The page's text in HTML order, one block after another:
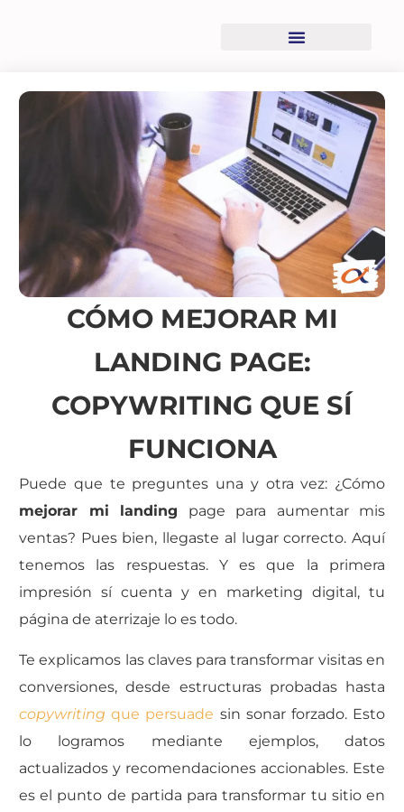
CÓMO MEJORAR MI
LANDING PAGE:
COPYWRITING QUE SÍ
FUNCIONA
Puede que te preguntes una y otra vez: ¿Cómo
mejorar mi landing page para aumentar mis
ventas? Pues bien, llegaste al lugar correcto. Aquí
tenemos las respuestas. Y es que la primera
impresión sí cuenta y en marketing digital, tu
página de aterrizaje lo es todo.
Te explicamos las claves para transformar visitas en
conversiones, desde estructuras probadas hasta
copywriting que persuade sin sonar forzado. Esto
lo logramos mediante ejemplos, datos
actualizados y recomendaciones accionables. Este
es el punto de partida para transformar tu sitio en